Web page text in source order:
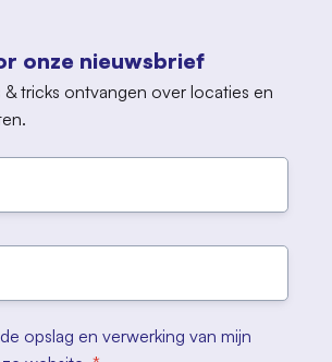
onze nieuwsbrief
& tricks ontvangen over locaties en
opslag en verwerking van mijn